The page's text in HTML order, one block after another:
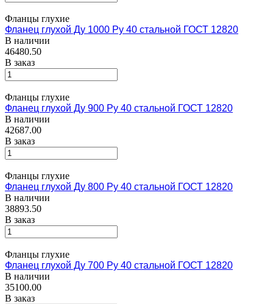
Фланцы глухие
Фланец глухой Ду 1000 Ру 40 стальной ГОСТ 12820
В наличии
46480.50
В заказ
Фланцы глухие
Фланец глухой Ду 900 Ру 40 стальной ГОСТ 12820
В наличии
42687.00
В заказ
Фланцы глухие
Фланец глухой Ду 800 Ру 40 стальной ГОСТ 12820
В наличии
38893.50
В заказ
Фланцы глухие
Фланец глухой Ду 700 Ру 40 стальной ГОСТ 12820
В наличии
35100.00
В заказ